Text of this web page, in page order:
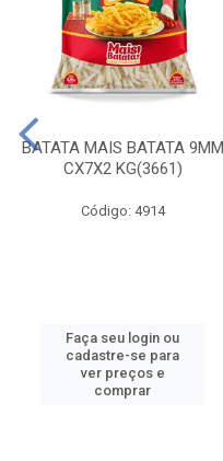
BATATA MAIS BATATA 9MM
CX7X2 KG(3661)
Código: 4914
Faça seu login ou
cadastre-se para
ver preços e
comprar